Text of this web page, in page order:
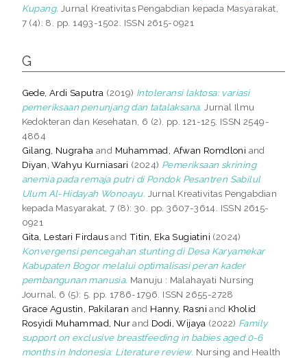
Kupang. Jurnal Kreativitas Pengabdian kepada Masyarakat,
7 (4): 8. pp. 1493-1502. ISSN 2615-0921
G
Gede, Ardi Saputra (2019) Intoleransi laktosa: variasi
pemeriksaan penunjang dan tatalaksana. Jurnal Ilmu
Kedokteran dan Kesehatan, 6 (2). pp. 121-125. ISSN 2549-
4864
Gilang, Nugraha and Muhammad, Afwan Romdloni and
Diyan, Wahyu Kurniasari (2024) Pemeriksaan skrining
anemia pada remaja putri di Pondok Pesantren Sabilul
Ulum Al-Hidayah Wonoayu. Jurnal Kreativitas Pengabdian
kepada Masyarakat, 7 (8): 30. pp. 3607-3614. ISSN 2615-
0921
Gita, Lestari FirdausandTitin, Eka Sugiatini (2024)
Konvergensi pencegahan stunting di Desa Karyamekar
Kabupaten Bogor melalui optimalisasi peran kader
pembangunan manusia. Manuju : Malahayati Nursing
Journal, 6 (5): 5. pp. 1786-1796. ISSN 2655-2728
Grace Agustin, Pakilaran and Hanny, Rasni and Kholid
Rosyidi Muhammad, Nurand Dodi, Wijaya (2022) Family
support on exclusive breastfeeding in babies aged 0-6
months in Indonesia: Literature review. Nursing and Health